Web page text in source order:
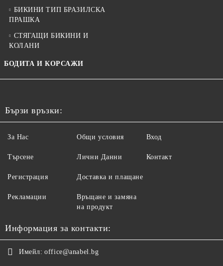
БИКИНИ ТИП БРАЗИЛСКА
ПРАШКА
СТЯГАЩИ БИКИНИ И
КОЛАНИ
БОДИТА И КОРСАЖИ
Бързи връзки:
За Нас
Търсене
Регистрация
Рекламации
Общи условия
Лични Данни
Доставка и плащане
Връщане и замяна
на продукт
Вход
Контакт
Информация за контакти:
Имейл: office@anabel.bg